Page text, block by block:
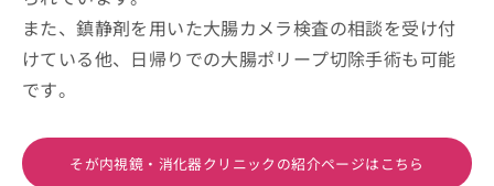
また、鎮静剤を用いた大腸カメラ検査の相談を受け付
けている他、日帰りでの大腸ポリープ切除手術も可能
です。
そが内視鏡・消化器クリニックの紹介ページはこちら